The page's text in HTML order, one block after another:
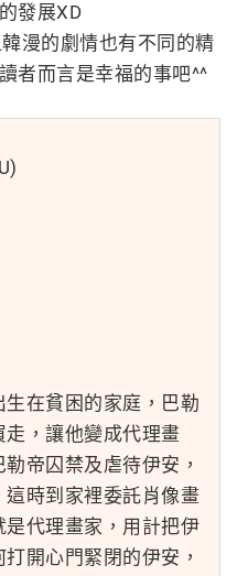
發展XD
漫的劇情也有不同的精
者而言是幸福的事吧^^
在貧困的家庭，巴勒
，讓他變成代理畫
帝囚禁及虐待伊安，
時到家裡委託肖像畫
代理畫家，用計把伊
開心門緊閉的伊安，